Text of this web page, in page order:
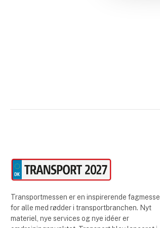
Transportmessen er en inspirerende fagmesse
for alle med rødder i transportbranchen. Nyt
materiel, nye services og nye idéer er